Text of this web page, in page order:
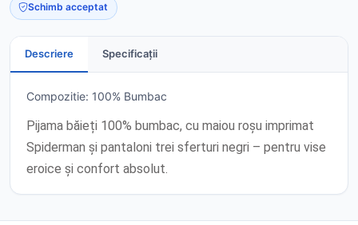
Schimb acceptat
Descriere Specificații
Compozitie: 100% Bumbac
Pijama băieți 100% bumbac, cu maiou roșu imprimat
Spiderman și pantaloni trei sferturi negri – pentru vise
eroice și confort absolut.